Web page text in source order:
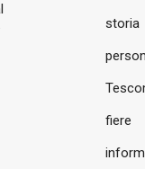
storia
fiere